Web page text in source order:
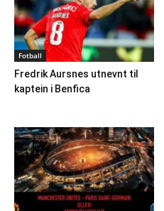
Fotball
Fredrik Aursnes utnevnt til
kaptein i Benfica